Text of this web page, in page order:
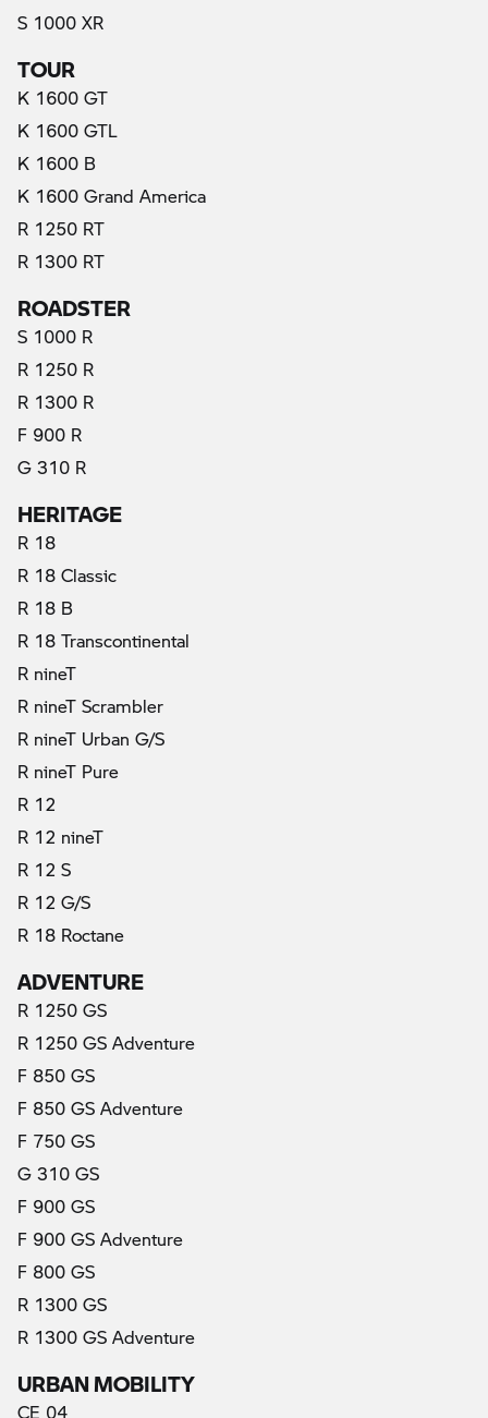
S 1000 XR
TOUR
K 1600 GT
K 1600 GTL
K 1600 B
K 1600 Grand America
R 1250 RT
R 1300 RT
ROADSTER
S 1000 R
R 1250 R
R 1300 R
F 900 R
G 310 R
HERITAGE
R 18
R 18 Classic
R 18 B
R 18 Transcontinental
R nineT
R nineT Scrambler
R nineT Urban G/S
R nineT Pure
R 12
R 12 nineT
R 12 S
R 12 G/S
R 18 Roctane
ADVENTURE
R 1250 GS
R 1250 GS Adventure
F 850 GS
F 850 GS Adventure
F 750 GS
G 310 GS
F 900 GS
F 900 GS Adventure
F 800 GS
R 1300 GS
R 1300 GS Adventure
URBAN MOBILITY
CE 04